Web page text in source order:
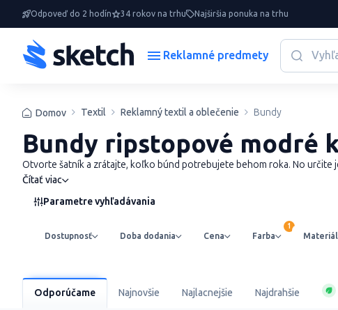
Odpoveď do 2 hodín 34 rokov na trhu Najširšia ponuka na trhu
Reklamné predmety
Domov Textil Reklamný textil a oblečenie Bundy
Bundy ripstopové modré
Otvorte šatník a zrátajte, koľko búnd potrebujete behom roka. No určite
Čítať viac
Parametre vyhľadávania
Dostupnosť Doba dodania Cena Farba Materiál
Odporúčame Najnovšie Najlacnejšie Najdrahšie